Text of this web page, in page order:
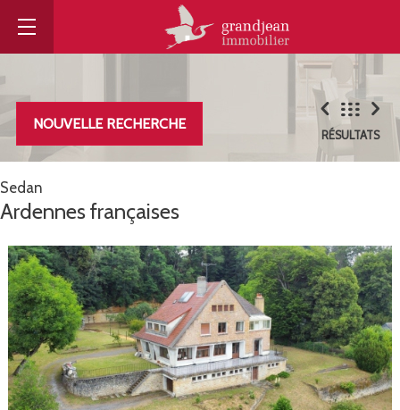
NOUVELLE RECHERCHE
RÉSULTATS
Sedan
Ardennes françaises